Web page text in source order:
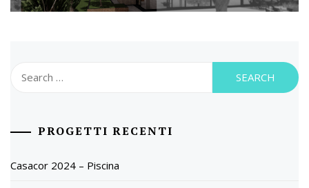
for:
PROGETTI RECENTI
Casacor 2024 – Piscina